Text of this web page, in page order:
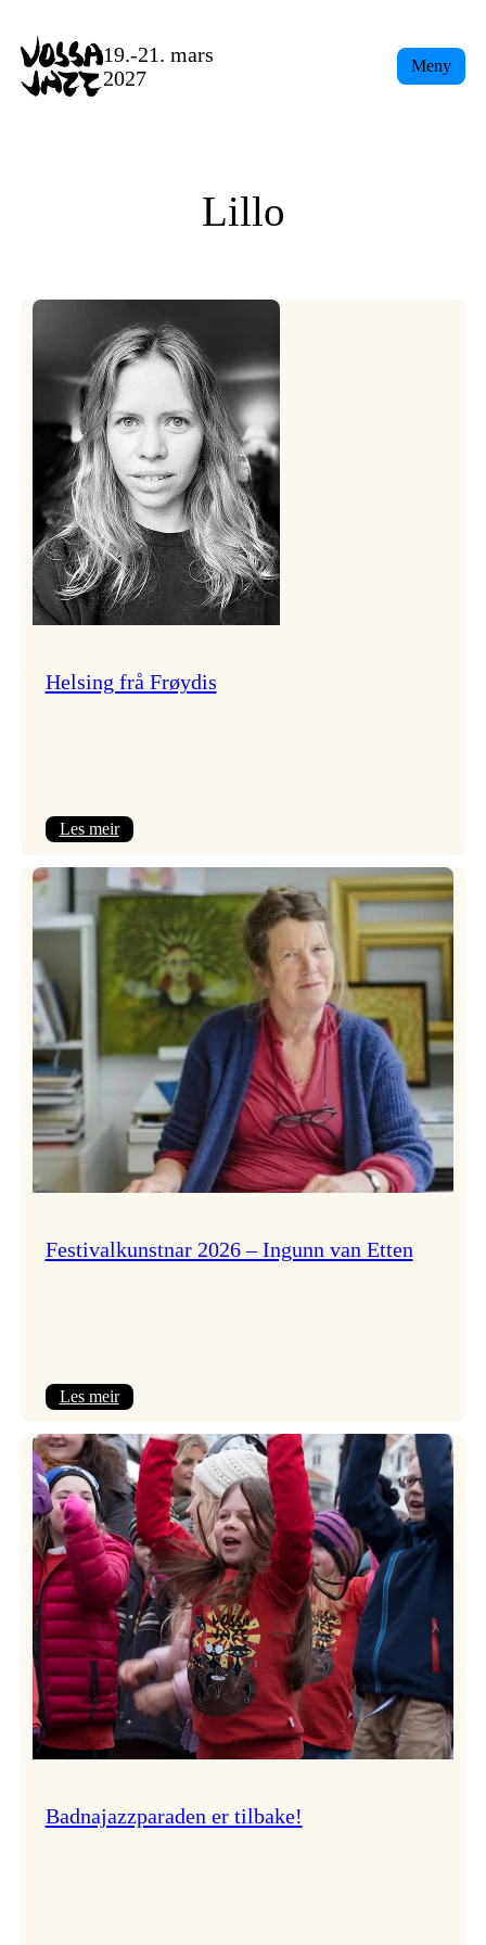
content
19.-21. mars
2027
Meny
Lillo
Helsing frå Frøydis
Les meir:
frå
Frøydis
Festivalkunstnar 2026 – Ingunn van Etten
Les meir:
2026
–
Ingunn van Etten
Badnajazzparaden er tilbake!